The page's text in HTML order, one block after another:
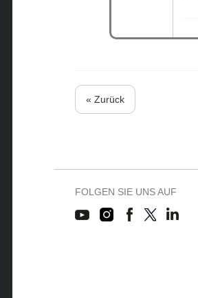
« Zurück
FOLGEN SIE UNS AUF